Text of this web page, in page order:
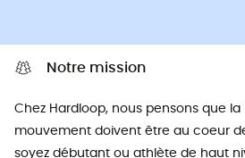
Notre mission
Chez Hardloop, nous pensons que
mouvement doivent être au coeur
soyez débutant ou athlète de haut